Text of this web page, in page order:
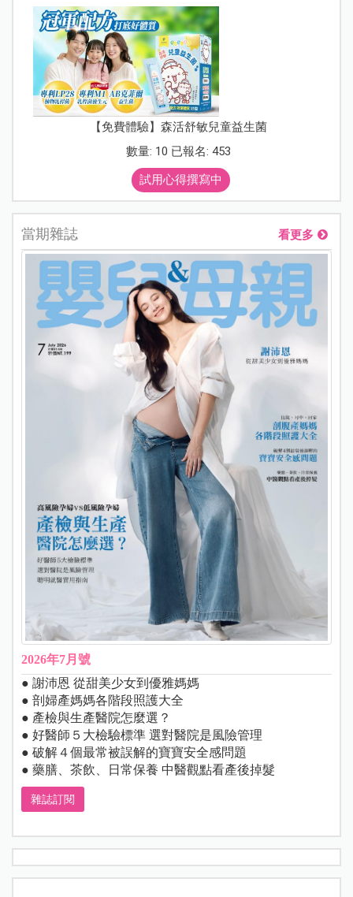
【免費體驗】森活舒敏兒童益生菌
數量: 10 已報名: 453
試用心得撰寫中
當期雜誌 看更多
2026年7月號
● 謝沛恩 從甜美少女到優雅媽媽
● 剖婦產媽媽各階段照護大全
● 產檢與生產醫院怎麼選？
● 好醫師５大檢驗標準 選對醫院是風險管理
● 破解４個最常被誤解的寶寶安全感問題
● 藥膳、茶飲、日常保養 中醫觀點看產後掉髮
雜誌訂閱